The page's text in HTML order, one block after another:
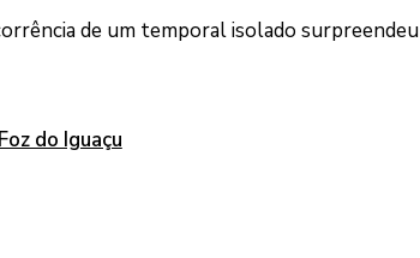
de um temporal isolado surpreendeu
do Iguaçu